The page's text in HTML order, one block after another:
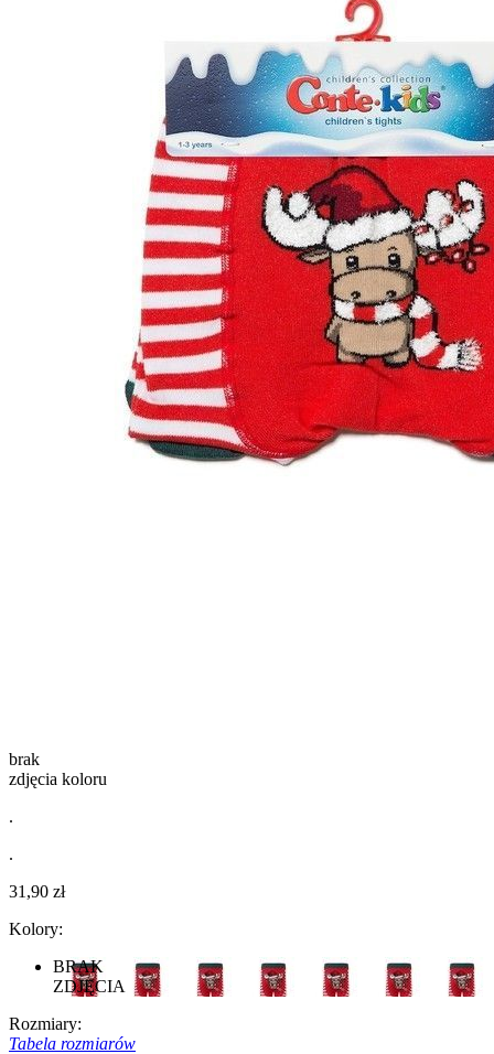
brak
zdjęcia koloru
.
.
31,90 zł
Kolory:
BRAK
ZDJĘCIA
Rozmiary:
Tabela rozmiarów